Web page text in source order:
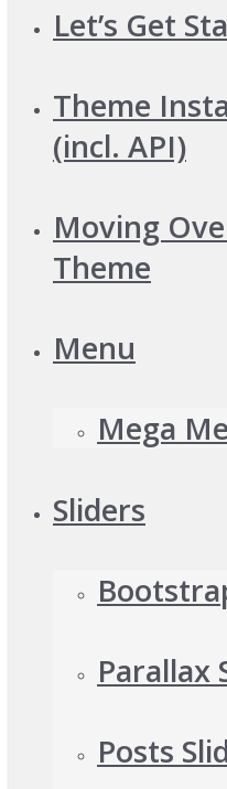
Let’s Get
Theme
(incl. API)
Moving
Theme
Menu
Mega
Sliders
Parallax
Posts